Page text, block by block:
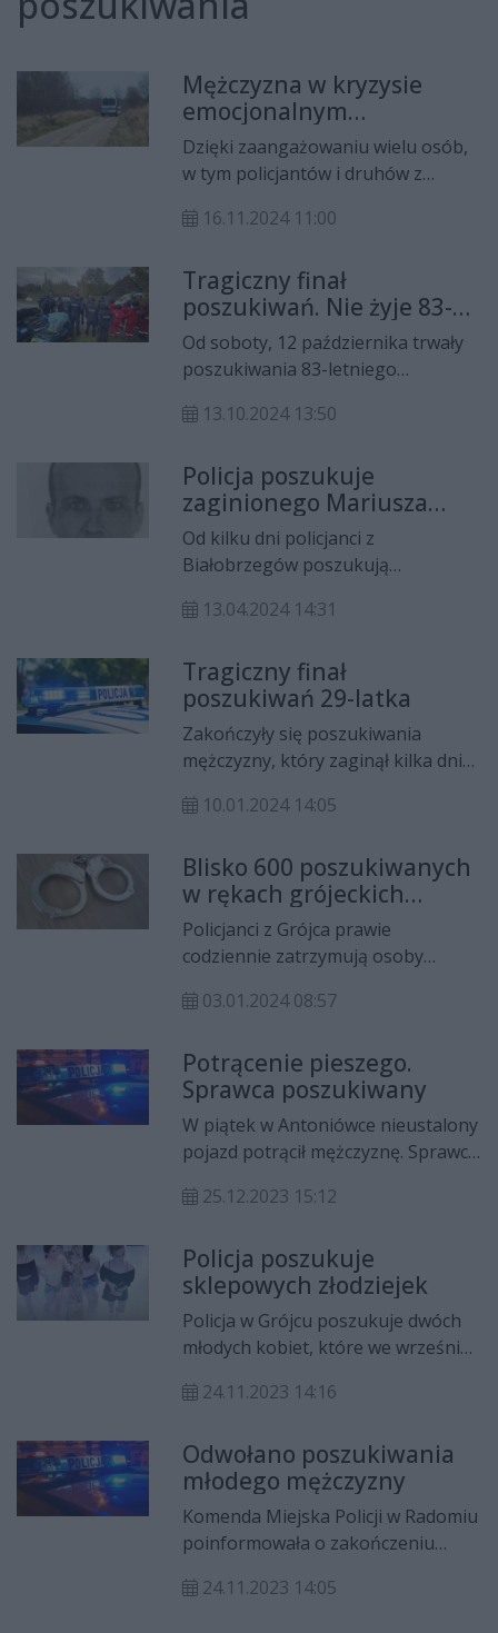
Mężczyzna w kryzysie
emocjonalnym
odnaleziony
Dzięki zaangażowaniu wielu osób,
w tym policjantów i druhów z
także niezawodnemu węchowi
Komendy Miejskiej Policji w
Radomiu, poszukiwania mężczyzny
miały szczęśliwy finał.
16.11.2024 11:00
Tragiczny finał
poszukiwań. Nie żyje 83-
latek, który zaginął
podczas grzybobrania
Od soboty, 12 października trwały
poszukiwania 83-letniego
na grzybobranie i nie wrócił do
popołudnie odnaleziono jego
zwłoki.
13.10.2024 13:50
Policja poszukuje
zaginionego Mariusza
Jankowskiego
Od kilku dni policjanci z
Białobrzegów poszukują
Jankowskiego. Mieszkaniec
początku kwietnia i do tej pory nie
nawiązał kontaktu z rodziną.
13.04.2024 14:31
Tragiczny finał
poszukiwań 29-latka
Zakończyły się poszukiwania
mężczyzny, który zaginął kilka dni
Letnisko. Niestety, 29-latek nie żyje.
10.01.2024 14:05
Blisko 600 poszukiwanych
w rękach grójeckich
policjantów
Policjanci z Grójca prawie
codziennie zatrzymują osoby
sprawiedliwości. W ciągu
580 poszukiwań. Wśród
zatrzymanych były osoby
poszukiwane listami gończymi oraz
zarządzeniami sądu i prokuratury.
03.01.2024 08:57
Potrącenie pieszego.
Sprawca poszukiwany
W piątek w Antoniówce nieustalony
pojazd potrącił mężczyznę. Sprawca
25.12.2023 15:12
Policja poszukuje
sklepowych złodziejek
Policja w Grójcu poszukuje dwóch
młodych kobiet, które we wrześniu
ze sklepów. Wartość skradzionych
złotych.
24.11.2023 14:16
Odwołano poszukiwania
młodego mężczyzny
Komenda Miejska Policji w Radomiu
poinformowała o zakończeniu
Zawiszy. Na szczęście mężczyzna
24.11.2023 14:05